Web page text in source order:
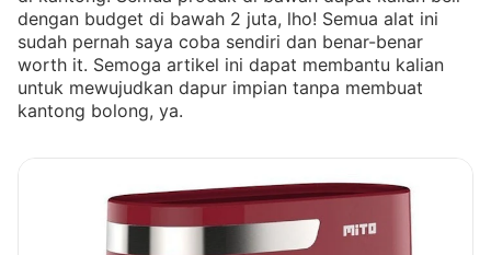
dengan budget di bawah 2 juta, lho! Semua alat ini
sudah pernah saya coba sendiri dan benar-benar
worth it. Semoga artikel ini dapat membantu kalian
untuk mewujudkan dapur impian tanpa membuat
kantong bolong, ya.